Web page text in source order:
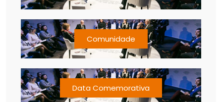
Comunidade
Data Comemorativa